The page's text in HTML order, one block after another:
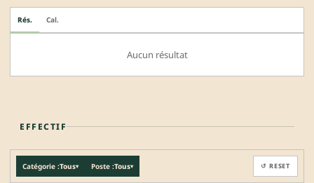
Rés. Cal.
Aucun résultat
EFFECTIF
Catégorie :Tous▾ Poste :Tous▾ ↺ RESET